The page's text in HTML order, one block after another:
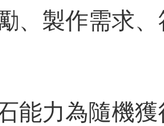
、製作需求
能力為隨機